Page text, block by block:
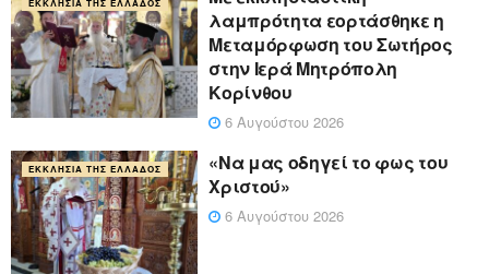
λαμπρότητα εορτάσθηκε η
Μεταμόρφωση του Σωτήρος
στην Ιερά Μητρόπολη
Κορίνθου
6 Αυγούστου 2026
ΕΚΚΛΗΣΊΑ ΤΗΣ ΕΛΛΆΔΟΣ
«Να μας οδηγεί το φως του
Χριστού»
6 Αυγούστου 2026